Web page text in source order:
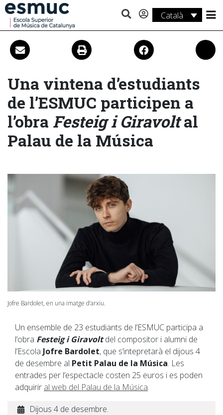
Català
Estudis
Recerca
Activitats
Una vintena d’estudiants
de l’ESMUC participen a
l’obra Festeig i Giravoltal
Palau de la Música
Jofre Bardolet, en una imatge d’arxiu.
Un ensemble de 23 estudiants de l’ESMUC participa a
l’obra Festeig i Giravoltdel compositor i alumni de
l’Escola Jofre Bardolet, que s’intepretarà el dijous 4
de desembre al Petit Palau de la Música. Les
entrades per l’espectacle costen 25 euros i es poden
adquirir al web del Palau de la Música.
Dijous 4 de desembre.